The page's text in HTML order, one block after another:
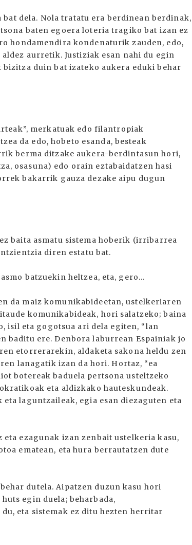
dela. Nola tratatu era berdinean berdinak,
baten egoera loteria tragiko bat izan ez
hondamendira kondenaturik zauden, edo,
aurretik. Justiziak esan nahi du egin
duin bat izateko aukera eduki behar
merkatuak edo filantropiak
da edo, hobeto esanda, besteak
berma ditzake aukera-berdintasun hori,
osasuna) edo orain eztabaidatzen hasi
bakarrik gauza dezake aipu dugun
baita asmatu sistema hoberik (irribarrea
diren estatu bat.
batzuekin heltzea, eta, gero...
da maiz komunikabideetan, ustelkeriaren
komunikabideak, hori salatzeko; baina
isil eta gogotsua ari dela egiten, “lan
baditu ere. Denbora laburrean Espainiak jo
etorrerarekin, aldaketa sakona heldu zen
lanagatik izan da hori. Hortaz, “ea
botereak baduela pertsona usteltzeko
eta aldizkako hauteskundeak.
laguntzaileak, egia esan diezaguten eta
ezagunak izan zenbait ustelkeria kasu,
ematean, eta hura berrautatzen dute
dutela. Aipatzen duzun kasu hori
egin duela; beharbada,
eta sistemak ez ditu hezten herritar